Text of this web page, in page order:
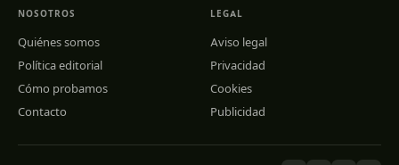
NOSOTROS
Quiénes somos
Política editorial
Cómo probamos
Contacto
LEGAL
Aviso legal
Privacidad
Cookies
Publicidad